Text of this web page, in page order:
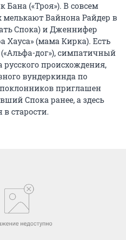
Бана («Троя»). В совсем
мелькают Вайнона Райдер в
Спока) и Дженнифер
Хауса» (мама Кирка). Есть
дог»), симпатичный
происхождения,
вундеркинда по
приглашен
Спока ранее, а здесь
старости.